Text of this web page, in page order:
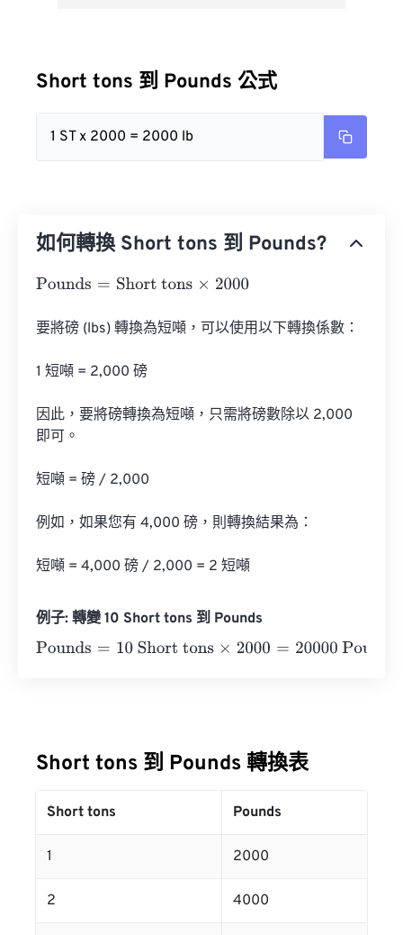
Short tons 到 Pounds 公式
1 ST x 2000 = 2000 lb
如何轉換 Short tons 到 Pounds?
Pounds= Short tons×2000
要將磅 (lbs) 轉換為短噸，可以使用以下轉換係數：
1 短噸 = 2,000 磅
因此，要將磅轉換為短噸，只需將磅數除以 2,000
即可。
短噸 = 磅 / 2,000
例如，如果您有 4,000 磅，則轉換結果為：
短噸 = 4,000 磅 / 2,000 = 2 短噸
例子: 轉變 10 Short tons 到 Pounds
Pounds= 10 Short tons ×2000= 20000 Pounds
Short tons 到 Pounds 轉換表
Short tons Pounds
1 2000
2 4000